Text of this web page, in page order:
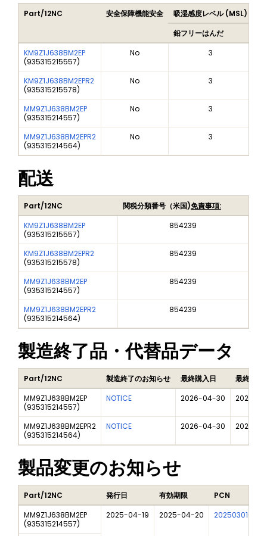
Part/12NC 安全保障機能安全 吸湿感度レベル (MSL)
鉛フリーはんだ
KM9Z1J638BM2EP
(935315215557)
No 3
KM9Z1J638BM2EPR2
(935315215578)
No 3
MM9Z1J638BM2EP
(935315214557)
No 3
MM9Z1J638BM2EPR2
(935315214564)
No 3
配送
Part/12NC 関税分類番号（米国)免責事項:
KM9Z1J638BM2EP
(935315215557)
854239
KM9Z1J638BM2EPR2
(935315215578)
854239
MM9Z1J638BM2EP
(935315214557)
854239
MM9Z1J638BM2EPR2
(935315214564)
854239
製造終了品・代替品データ
Part/12NC 製造終了のお知らせ 最終購入日
最終納品
MM9Z1J638BM2EP
(935315214557)
NOTICE 2026-04-30 2027-
MM9Z1J638BM2EPR2
(935315214564)
NOTICE 2026-04-30 2027-
製品変更のお知らせ
Part/12NC 発行日 有効期限
PCN
MM9Z1J638BM2EP
(935315214557)
2025-04-19 2025-04-20 202503016DN